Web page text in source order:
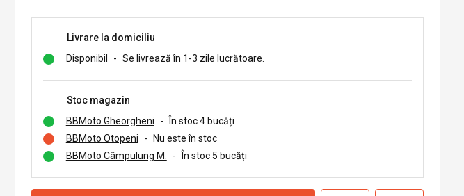
Livrare la domiciliu
Disponibil
- Se livrează în 1-3 zile lucrătoare.
Stoc magazin
BBMoto Gheorgheni
-
În stoc 4 bucăți
BBMoto Otopeni
-
Nu este în stoc
BBMoto Câmpulung M.
- În stoc 5 bucăți